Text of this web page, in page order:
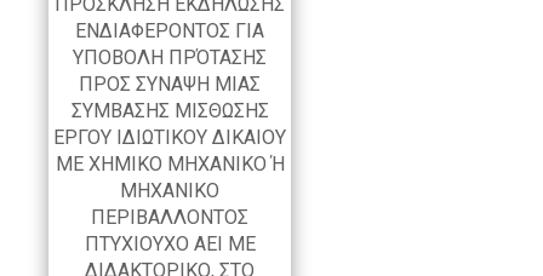
ΕΝΔΙΑΦΕΡΟΝΤΟΣ ΓΙΑ
ΥΠΟΒΟΛΗ ΠΡΌΤΑΣΗΣ
ΠΡΟΣ ΣΥΝΑΨΗ ΜΙΑΣ
ΣΥΜΒΑΣΗΣ ΜΙΣΘΩΣΗΣ
ΕΡΓΟΥ ΙΔΙΩΤΙΚΟΥ ΔΙΚΑΙΟΥ
ΜΕ ΧΗΜΙΚΟ ΜΗΧΑΝΙΚΟ Ή
ΜΗΧΑΝΙΚΟ
ΠΕΡΙΒΑΛΛΟΝΤΟΣ
ΠΤΥΧΙΟΥΧΟ ΑΕΙ ΜΕ
ΔΙΔΑΚΤΟΡΙΚΟ, ΣΤΟ